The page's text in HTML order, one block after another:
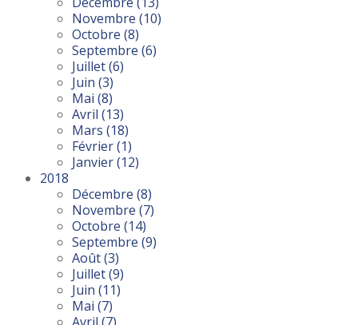
Novembre (10)
Octobre (8)
Septembre (6)
Juillet(6)
Juin (3)
Mai (8)
Avril (13)
Mars (18)
Février(1)
Janvier(12)
2018
Décembre (8)
Novembre (7)
Octobre (14)
Septembre (9)
Août(3)
Juillet(9)
Juin (11)
Mai (7)